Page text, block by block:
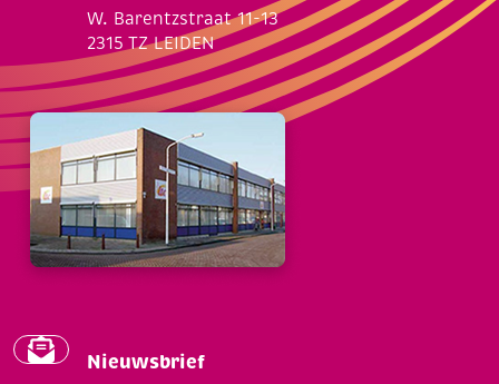
W. Barentzstraat 11-13
2315 TZ LEIDEN
Nieuwsbrief